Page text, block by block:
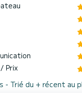
Prix
- Trié du + récent au